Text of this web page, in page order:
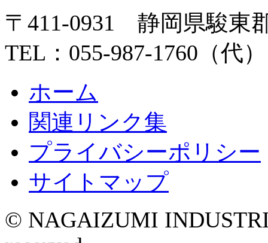
〒411-0931 静岡県駿東
TEL：055-987-1760（
ホーム
関連リンク集
プライバシーポリシー
サイトマップ
© NAGAIZUMI